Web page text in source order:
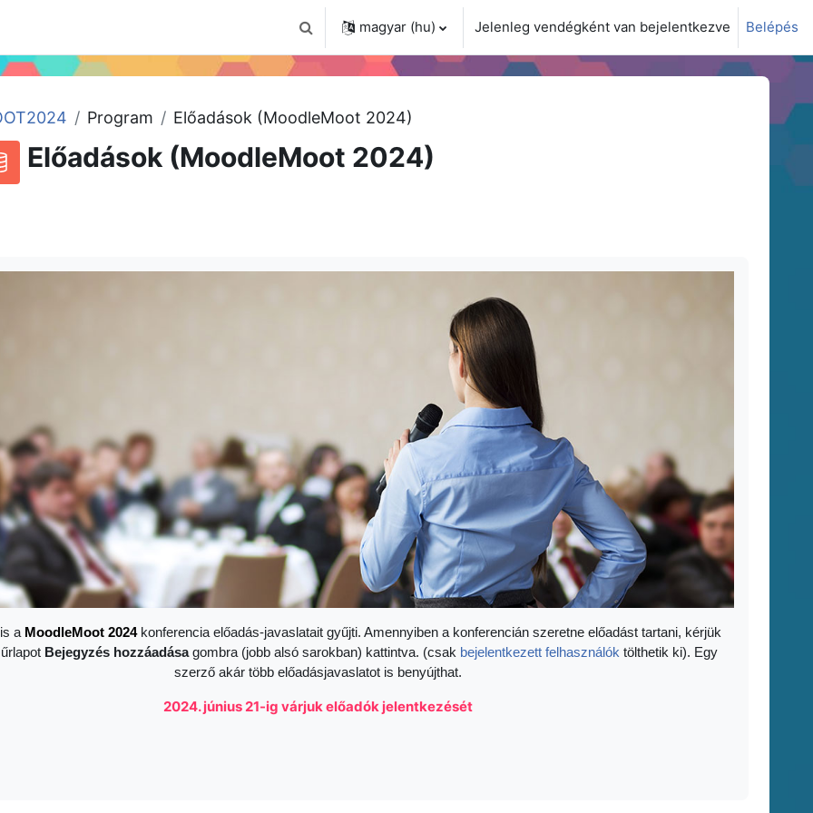
Keresési bemeneti adatok váltása
magyar ‎(hu)‎ Jelenleg vendégként van bejelentkezve Belépés
Program Előadások (MoodleMoot 2024)
Előadások (MoodleMoot 2024)
a MoodleMoot 2024konferencia előadás-javaslatait gyűjti. Amennyiben a konferencián szeretne előadást tartani, kérjük
Bejegyzés hozzáadásagombra (jobb alsó sarokban) kattintva. (csak bejelentkezett felhasználók tölthetik ki). Egy
szerző akár több előadásjavaslatot is benyújthat.
2024. június 21-ig várjuk előadók jelentkezését